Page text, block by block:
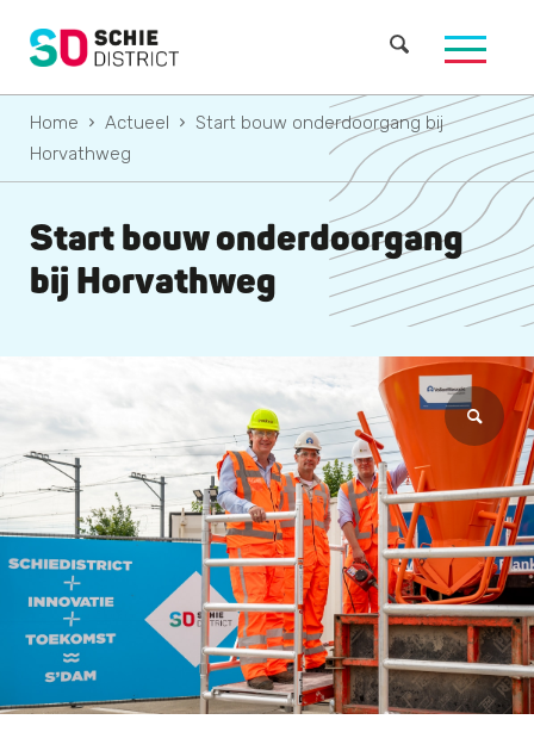
Home Actueel
Start bouw onderdoorgang bij
Horvathweg
Start bouw onderdoorgang
bij Horvathweg